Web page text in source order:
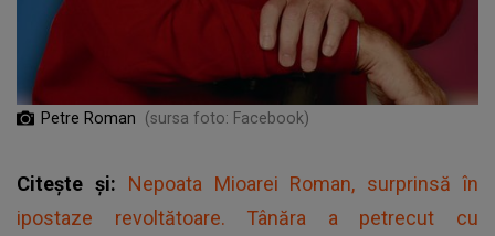
Petre Roman (sursa foto: Facebook)
Citește și: Nepoata Mioarei Roman, surprinsă în
ipostaze revoltătoare. Tânăra a petrecut cu